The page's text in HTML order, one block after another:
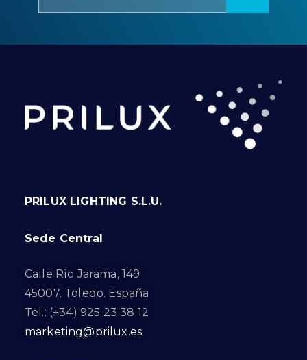
PRILUX LIGHTING S.L.U.
Sede Central
Calle Río Jarama, 149
45007. Toledo. España
Tel.: (+34) 925 23 38 12
marketing@prilux.es